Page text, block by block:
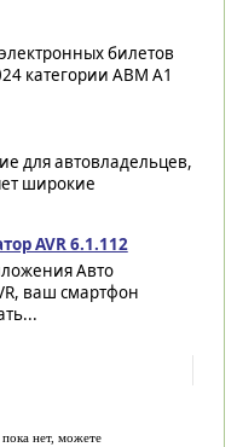
билетов
категории ABM A1
для автовладельцев,
широкие
AVR 6.1.112
Авто
ваш смартфон
пока нет, можете